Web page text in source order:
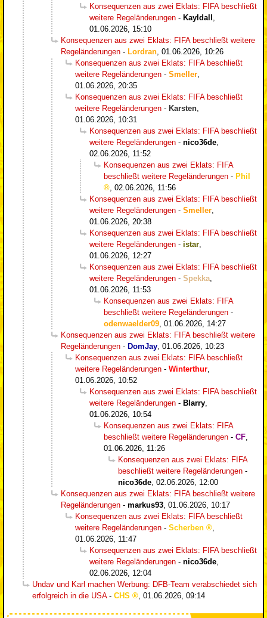
Konsequenzen aus zwei Eklats: FIFA beschließt
weitere Regeländerungen - Kayldall
01.06.2026, 15:10
Konsequenzen aus zwei Eklats: FIFA beschließt weitere
Regeländerungen - Lordran 01.06.2026, 10:26
Konsequenzen aus zwei Eklats: FIFA beschließt
weitere Regeländerungen - Smeller
01.06.2026, 20:35
Konsequenzen aus zwei Eklats: FIFA beschließt
weitere Regeländerungen - Karsten
01.06.2026, 10:31
Konsequenzen aus zwei Eklats: FIFA beschließt
weitere Regeländerungen - nico36de
02.06.2026, 11:52
Konsequenzen aus zwei Eklats: FIFA
beschließt weitere Regeländerungen - Phil
02.06.2026, 11:56
Konsequenzen aus zwei Eklats: FIFA beschließt
weitere Regeländerungen - Smeller
01.06.2026, 20:38
Konsequenzen aus zwei Eklats: FIFA beschließt
weitere Regeländerungen - istar
01.06.2026, 12:27
Konsequenzen aus zwei Eklats: FIFA beschließt
weitere Regeländerungen - Spekka
01.06.2026, 11:53
Konsequenzen aus zwei Eklats: FIFA
beschließt weitere Regeländerungen -
odenwaelder09 01.06.2026, 14:27
Konsequenzen aus zwei Eklats: FIFA beschließt weitere
Regeländerungen - DomJay 01.06.2026, 10:23
Konsequenzen aus zwei Eklats: FIFA beschließt
weitere Regeländerungen - Winterthur
01.06.2026, 10:52
Konsequenzen aus zwei Eklats: FIFA beschließt
weitere Regeländerungen - Blarry
01.06.2026, 10:54
Konsequenzen aus zwei Eklats: FIFA
beschließt weitere Regeländerungen - CF
01.06.2026, 11:26
Konsequenzen aus zwei Eklats: FIFA
beschließt weitere Regeländerungen -
nico36de 02.06.2026, 12:00
Konsequenzen aus zwei Eklats: FIFA beschließt weitere
Regeländerungen - markus93 01.06.2026, 10:17
Konsequenzen aus zwei Eklats: FIFA beschließt
weitere Regeländerungen - Scherben
01.06.2026, 11:47
Konsequenzen aus zwei Eklats: FIFA beschließt
weitere Regeländerungen - nico36de
02.06.2026, 12:04
Undav und Karl machen Werbung: DFB-Team verabschiedet sich
erfolgreich in die USA- CHS 01.06.2026, 09:14